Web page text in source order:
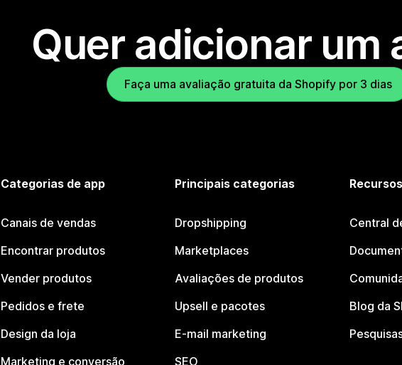
Quer adicionar um
Faça uma avaliação gratuita da Shopify por 3 dias
Categorias de app
Canais de vendas
Encontrar produtos
Vender produtos
Pedidos e frete
Design da loja
Marketing e conversão
Principais categorias
Dropshipping
Marketplaces
Avaliações de produtos
Upsell e pacotes
E-mail marketing
SEO
Recursos
Central
Blog da